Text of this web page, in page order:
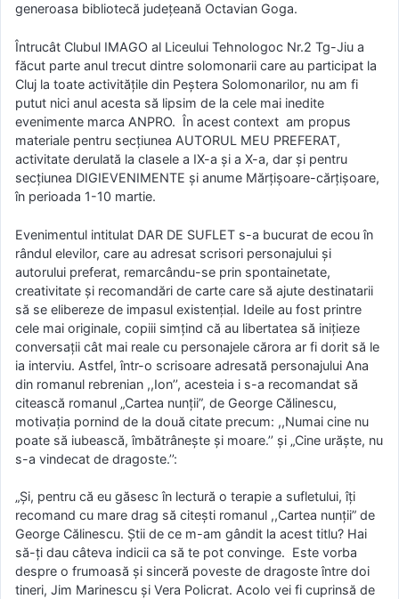
generoasa bibliotecă județeană Octavian Goga.
Întrucât Clubul IMAGO al Liceului Tehnologoc Nr.2 Tg-Jiu a
făcut parte anul trecut dintre solomonarii care au participat la
Cluj la toate activitățile din Peștera Solomonarilor, nu am fi
putut nici anul acesta să lipsim de la cele mai inedite
evenimente marca ANPRO. În acest context am propus
materiale pentru secțiunea AUTORUL MEU PREFERAT,
activitate derulată la clasele a IX-a și a X-a, dar și pentru
secțiunea DIGIEVENIMENTE și anume Mărțișoare-cărțișoare,
în perioada 1-10 martie.
Evenimentul intitulat DAR DE SUFLET s-a bucurat de ecou în
rândul elevilor, care au adresat scrisori personajului și
autorului preferat, remarcându-se prin spontainetate,
creativitate și recomandări de carte care să ajute destinatarii
să se elibereze de impasul existențial. Ideile au fost printre
cele mai originale, copiii simțind că au libertatea să inițieze
conversații cât mai reale cu personajele cărora ar fi dorit să le
ia interviu. Astfel, într-o scrisoare adresată personajului Ana
din romanul rebrenian ,,Ion’’, acesteia i s-a recomandat să
citească romanul „Cartea nunții”, de George Călinescu,
motivația pornind de la două citate precum: ,,Numai cine nu
poate să iubească, îmbătrânește și moare.’’ și „Cine urăște, nu
s-a vindecat de dragoste.’’:
„Și, pentru că eu găsesc în lectură o terapie a sufletului, îți
recomand cu mare drag să citești romanul ,,Cartea nunții” de
George Călinescu. Știi de ce m-am gândit la acest titlu? Hai
să-ți dau câteva indicii ca să te pot convinge. Este vorba
despre o frumoasă și sinceră poveste de dragoste între doi
tineri, Jim Marinescu și Vera Policrat. Acolo vei fi cuprinsă de